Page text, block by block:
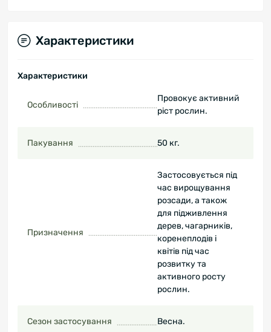
Характеристики
Характеристики
Особливості
Провокує активний
ріст рослин.
Пакування 50 кг.
Призначення
Застосовується під
час вирощування
розсади, а також
для підживлення
дерев, чагарників,
коренеплодів і
квітів під час
розвитку та
активного росту
рослин.
Сезон застосування Весна.